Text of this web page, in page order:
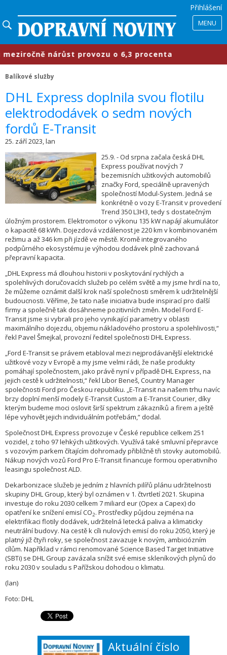
Přihlášení
MENU
nárůst provozu o 6,3 procenta
Balíkové služby
​DHL Express doplnila svou flotilu
elektrododávek o sedm nových
fordů E-Transit
25. září 2023, lan
25.9. - Od srpna začala česká DHL
Express používat nových 7
bezemisních užitkových automobilů
značky Ford, speciálně upravených
společností Modul-System. Jedná se
konkrétně o vozy E-Transit v provedení
Trend 350 L3H3, tedy s dostatečným
úložným prostorem. Elektromotor o výkonu 135 kW napájí akumulátor
o kapacitě 68 kWh. Dojezdová vzdálenost je 220 km v kombinovaném
režimu a až 346 km při jízdě ve městě. Kromě integrovaného
podpůrného ekosystému je výhodou dodávek plně zachovaná
přepravní kapacita.
„DHL Express má dlouhou historii v poskytování rychlých a
spolehlivých doručovacích služeb po celém světě a my jsme hrdí na to,
že můžeme oznámit další krok naší společnosti směrem k udržitelnější
budoucnosti. Věříme, že tato naše iniciativa bude inspirací pro další
firmy a společně tak dosáhneme pozitivních změn. Model Ford E-
Transit jsme si vybrali pro jeho vynikající parametry v oblasti
maximálního dojezdu, objemu nákladového prostoru a spolehlivosti,“
řekl Pavel Šmejkal, provozní ředitel společnosti DHL Express.
„Ford E-Transit se právem etabloval mezi nejprodávanější elektrické
užitkové vozy v Evropě a my jsme velmi rádi, že naše produkty
pomáhají společnostem, jako právě nyní v případě DHL Express, na
jejich cestě k udržitelnosti,“ řekl Libor Beneš, Country Manager
společnosti Ford pro Českou republiku. „E-Transit na našem trhu navíc
brzy doplní menší modely E-Transit Custom a E-Transit Courier, díky
kterým budeme moci oslovit širší spektrum zákazníků a firem a ještě
lépe vyhovět jejich individuálním potřebám,“ dodal.
Společnost DHL Express provozuje v České republice celkem 251
vozidel, z toho 97 lehkých užitkových. Využívá také smluvní přepravce
s vozovým parkem čítajícím dohromady přibližně tři stovky automobilů.
Nákup nových vozů Ford Pro E-Transit financuje formou operativního
leasingu společnost ALD.
Dekarbonizace služeb je jedním z hlavních pilířů plánu udržitelnosti
skupiny DHL Group, který byl oznámen v 1. čtvrtletí 2021. Skupina
investuje do roku 2030 celkem 7 miliard eur (Opex a Capex) do
opatření ke snížení emisí CO2. Prostředky půjdou zejména na
elektrifikaci flotily dodávek, udržitelná letecká paliva a klimaticky
neutrální budovy. Na cestě k cíli nulových emisí do roku 2050, který je
platný již čtyři roky, se společnost zavazuje k novým, ambiciózním
cílům. Například v rámci renomované Science Based Target Initiative
(SBTi) se DHL Group zavázala snížit své emise skleníkových plynů do
roku 2030 v souladu s Pařížskou dohodou o klimatu.
(lan)
Foto: DHL
Aktuální číslo